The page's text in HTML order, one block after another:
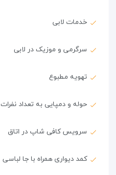
خدمات لابی
سرگرمی و موزیک در لابی
تهویه مطبوع
حوله و دمپایی به تعداد نفرات
سرویس کافی شاپ در اتاق
کمد دیواری همراه با جا لباسی